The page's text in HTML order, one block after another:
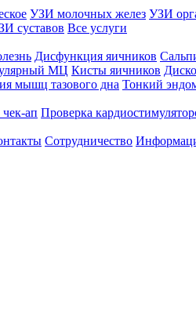
УЗИ молочных желез УЗИ
суставов Все услуги
Дисфункция яичников
МЦ Кисты яичников
мышц тазового дна Тонкий
ап Проверка
Сотрудничество